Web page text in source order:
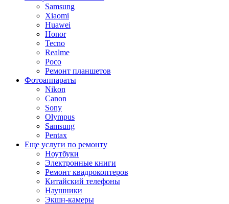
Samsung
Xiaomi
Huawei
Honor
Tecno
Realme
Poco
Ремонт планшетов
Фотоаппараты
Nikon
Canon
Sony
Olympus
Samsung
Pentax
Еще услуги по ремонту
Ноутбуки
Электронные книги
Ремонт квадрокоптеров
Китайский телефоны
Наушники
Экшн-камеры